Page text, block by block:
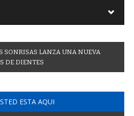
SONRISAS LANZA UNA NUEVA
S DE DIENTES
ESTA AQUI